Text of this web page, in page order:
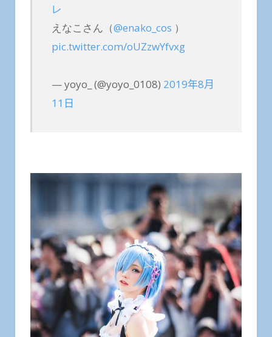
レ
えなこさん（@enako_cos ）
pic.twitter.com/oUZzwYfvxg
— yoyo_ (@yoyo_0108) 2019年8月
11日